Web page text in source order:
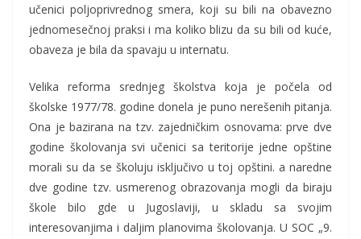
učenici poljoprivrednog smera, koji su bili na obavezno
jednomesečnoj praksi i ma koliko blizu da su bili od kuće,
obaveza je bila da spavaju u internatu.
Velika reforma srednjeg školstva koja je počela od
školske 1977/78. godine donela je puno nerešenih pitanja.
Ona je bazirana na tzv. zajedničkim osnovama: prve dve
godine školovanja svi učenici sa teritorije jedne opštine
morali su da se školuju isključivo u toj opštini. a naredne
dve godine tzv. usmerenog obrazovanja mogli da biraju
škole bilo gde u Jugoslaviji, u skladu sa svojim
interesovanjima i daljim planovima školovanja. U SOC „9.